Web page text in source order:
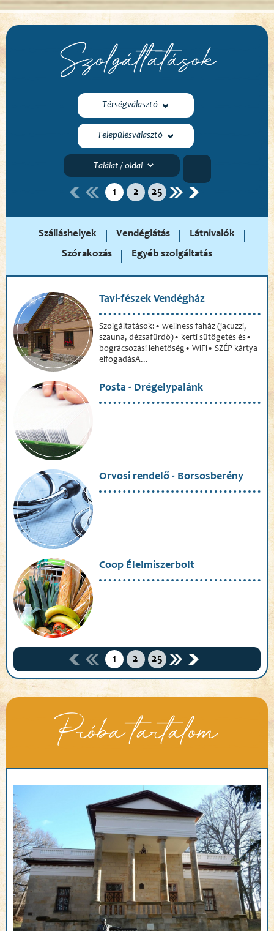
Szolgáltatások
Térségválasztó
Településválasztó
1 2 25
Szálláshelyek Vendéglátás
Látnivalók
Szórakozás
Egyéb szolgáltatás
Tavi-fészek Vendégház
Szolgáltatások:• wellness faház (jacuzzi,
szauna, dézsafürdő)• kerti sütögetés és•
bográcsozási lehetőség• WiFi• SZÉP kártya
elfogadásA...
Posta - Drégelypalánk
Orvosi rendelő - Borsosberény
Coop Élelmiszerbolt
1 2 25
Próba tartalom